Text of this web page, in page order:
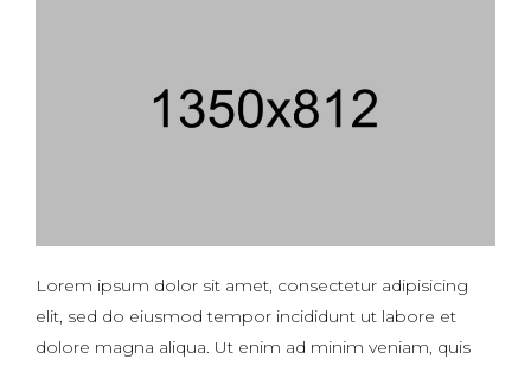
Lorem ipsum dolor sit amet, consectetur adipisicing
elit, sed do eiusmod tempor incididunt ut labore et
dolore magna aliqua. Ut enim ad minim veniam, quis